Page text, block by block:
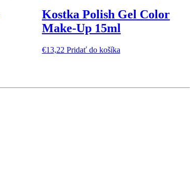
Kostka Polish Gel Color
Make-Up 15ml
€13,22 Pridať do košíka